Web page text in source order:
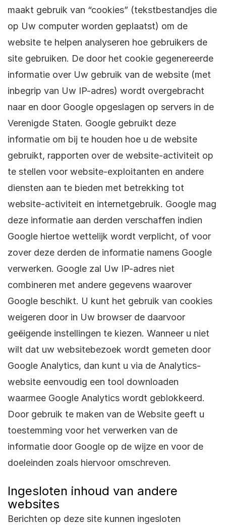
maakt gebruik van “cookies” (tekstbestandjes die
op Uw computer worden geplaatst) om de
website te helpen analyseren hoe gebruikers de
site gebruiken. De door het cookie gegenereerde
informatie over Uw gebruik van de website (met
inbegrip van Uw IP-adres) wordt overgebracht
naar en door Google opgeslagen op servers in de
Verenigde Staten. Google gebruikt deze
informatie om bij te houden hoe u de website
gebruikt, rapporten over de website-activiteit op
te stellen voor website-exploitanten en andere
diensten aan te bieden met betrekking tot
website-activiteit en internetgebruik. Google mag
deze informatie aan derden verschaffen indien
Google hiertoe wettelijk wordt verplicht, of voor
zover deze derden de informatie namens Google
verwerken. Google zal Uw IP-adres niet
combineren met andere gegevens waarover
Google beschikt. U kunt het gebruik van cookies
weigeren door in Uw browser de daarvoor
geëigende instellingen te kiezen. Wanneer u niet
wilt dat uw websitebezoek wordt gemeten door
Google Analytics, dan kunt u via de Analytics-
website eenvoudig een tool downloaden
waarmee Google Analytics wordt geblokkeerd.
Door gebruik te maken van de Website geeft u
toestemming voor het verwerken van de
informatie door Google op de wijze en voor de
doeleinden zoals hiervoor omschreven.
Ingesloten inhoud van andere
websites
Berichten op deze site kunnen ingesloten